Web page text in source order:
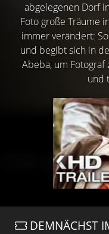
abgelegenen Dorf
Foto große Träume
immer verändert:
und begibt sich in
Abeba, um
und
DEMNÄCHST